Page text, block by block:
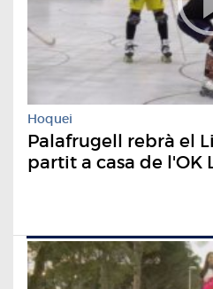
Hoquei
Palafrugell rebrà el
partit a casa de l'OK